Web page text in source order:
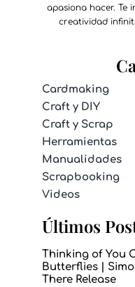
apasiona hacer. Te
creatividad
Cardmaking
Craft y DIY
Craft y Scrap
Herramientas
Manualidades
Scrapbooking
Videos
Últimos
Thinking of You
Butterflies |
There Release